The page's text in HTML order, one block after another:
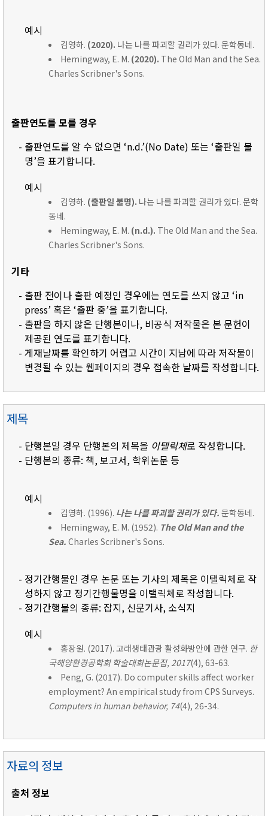
예시
김영하. (2020). 나는 나를 파괴할 권리가 있다. 문학동네.
Hemingway, E. M. (2020). The Old Man and the Sea.
Charles Scribner's Sons.
출판연도를 모를 경우
- 출판연도를 알 수 없으면 ‘n.d.’(No Date) 또는 ‘출판일 불
명’을 표기합니다.
예시
김영하. (출판일 불명). 나는 나를 파괴할 권리가 있다. 문학
동네.
Hemingway, E. M. (n.d.). The Old Man and the Sea.
Charles Scribner's Sons.
기타
- 출판 전이나 출판 예정인 경우에는 연도를 쓰지 않고 ‘in
press’ 혹은 ‘출판 중’을 표기합니다.
- 출판을 하지 않은 단행본이나, 비공식 저작물은 본 문헌이
제공된 연도를 표기합니다.
- 게재날짜를 확인하기 어렵고 시간이 지남에 따라 저작물이
변경될 수 있는 웹페이지의 경우 접속한 날짜를 작성합니다.
제목
- 단행본일 경우 단행본의 제목을 이탤릭체로 작성합니다.
- 단행본의 종류: 책, 보고서, 학위논문 등
예시
김영하. (1996). 나는 나를 파괴할 권리가 있다. 문학동네.
Hemingway, E. M. (1952). The Old Man and the
Sea. Charles Scribner's Sons.
- 정기간행물인 경우 논문 또는 기사의 제목은 이탤릭체로 작
성하지 않고 정기간행물명을 이탤릭체로 작성합니다.
- 정기간행물의 종류: 잡지, 신문기사, 소식지
예시
홍장원. (2017). 고래생태관광 활성화방안에 관한 연구. 한
국해양환경공학회 학술대회논문집, 2017(4), 63-63.
Peng, G. (2017). Do computer skills affect worker
employment? An empirical study from CPS Surveys.
Computers in human behavior, 74(4), 26-34.
자료의 정보
출처 정보